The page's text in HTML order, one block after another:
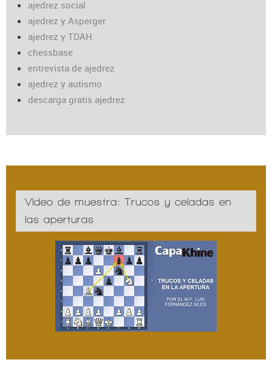
ajedrez social
ajedrez y Asperger
ajedrez y TDAH
chessbase
entrevista de ajedrez
ajedrez y autismo
descarga gratis ajedrez
Vídeo de muestra: Trucos y celadas en
las aperturas